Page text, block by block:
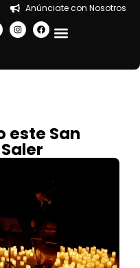
Anúnciate con Nosotros
este San